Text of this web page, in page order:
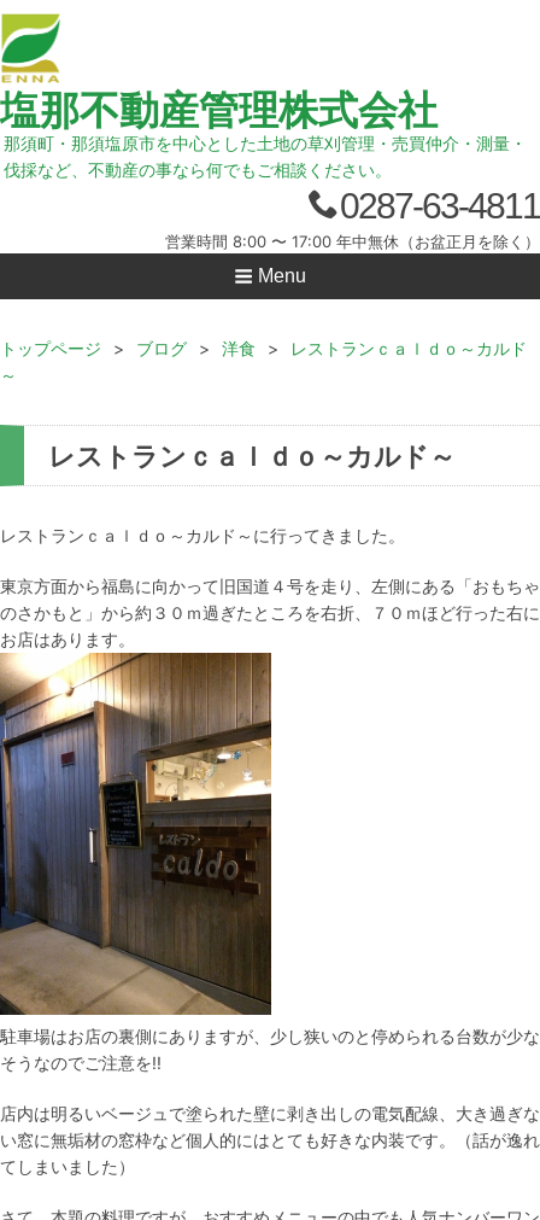
塩那不動産管理株式会社
那須町・那須塩原市を中心とした土地の草刈管理・売買仲介・測量・
伐採など、不動産の事なら何でもご相談ください。
0287-63-4811
営業時間 8:00 〜 17:00 年中無休（お盆正月を除く）
Menu
トップページ > ブログ > 洋食 >
レストランｃａｌｄｏ～カルド
～
レストランｃａｌｄｏ～カルド～
レストランｃａｌｄｏ～カルド～に行ってきました。
東京方面から福島に向かって旧国道４号を走り、左側にある「おもちゃ
のさかもと」から約３０ｍ過ぎたところを右折、７０ｍほど行った右に
お店はあります。
駐車場はお店の裏側にありますが、少し狭いのと停められる台数が少な
そうなのでご注意を!!
店内は明るいベージュで塗られた壁に剥き出しの電気配線、大き過ぎな
い窓に無垢材の窓枠など個人的にはとても好きな内装です。（話が逸れ
てしまいました）